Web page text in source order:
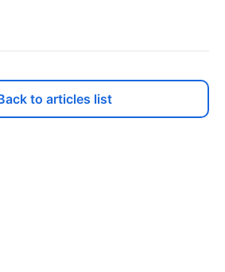
to articles list